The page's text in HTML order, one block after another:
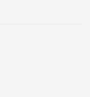
даже без